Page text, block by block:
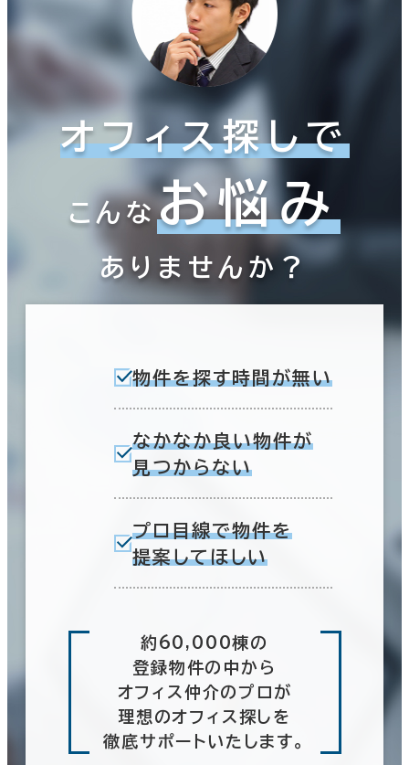
オフィス探しで
こんなお悩み
ありませんか？
物件を探す時間が無い
なかなか良い物件が
見つからない
プロ目線で物件を
提案してほしい
約60,000棟の
登録物件の中から
オフィス仲介のプロが
理想のオフィス探しを
徹底サポートいたします。
東京都下 (164)
港区 (687)
新宿区 (380)
台東区 (109)
目黒区 (40)
中野区 (15)
北区 (7)
荒川区 (7)
葛飾区 (5)
該当数 1室(1棟)
この条件で検索する
入居可能時期
即入居可能
６か月以内
築年数
2階以上
駐車場設備あり
1フロア面積100坪以上